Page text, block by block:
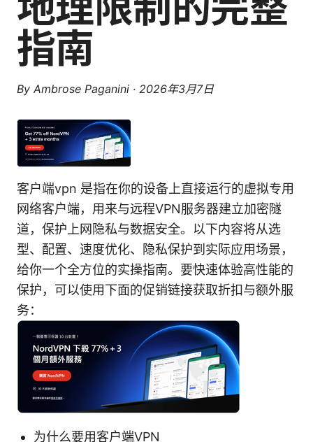
指南
By Ambrose Paganini · 2026年3月7日
客户端vpn 是指在你的设备上直接运行的虚拟专用
网络客户端，用来与远程VPN服务器建立加密隧
道，保护上网隐私与数据安全。以下内容将从选
型、配置、速度优化、隐私保护到实际应用场景，
给你一个全方位的实操指南。要快速体验高性能的
保护，可以使用下面的促销链接获取折扣与额外服
务：
为什么要用客户端VPN